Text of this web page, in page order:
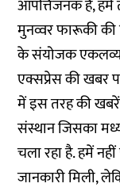
आपत्तिजनक हैं, हमें
मुनव्वर फारूकी की
के संयोजक एकलव्य
एक्सप्रेस की खबर
में इस तरह की खबरें
संस्थान जिसका
चला रहा है. हमें
जानकारी मिली,